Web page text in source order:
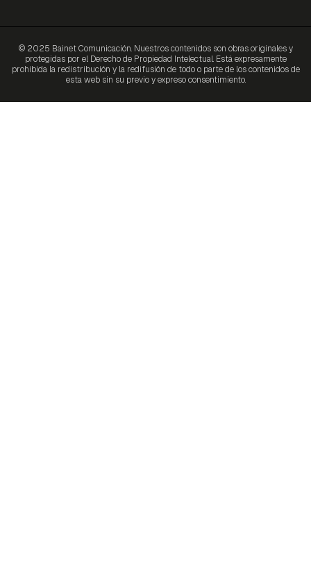
© 2025 Bainet Comunicación. Nuestros contenidos son obras originales y
protegidas por el Derecho de Propiedad Intelectual. Está expresamente
prohibida la redistribución y la redifusión de todo o parte de los contenidos de
esta web sin su previo y expreso consentimiento.